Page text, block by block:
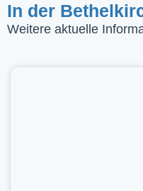
In der
Weitere aktuelle